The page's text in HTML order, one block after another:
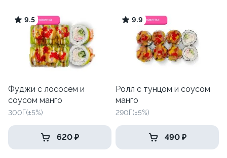
9.5
Фуджи с лососем и
соусом манго
300Г(±5%)
620 ₽
9.9
Ролл с тунцом и соусом
манго
290Г(±5%)
490 ₽